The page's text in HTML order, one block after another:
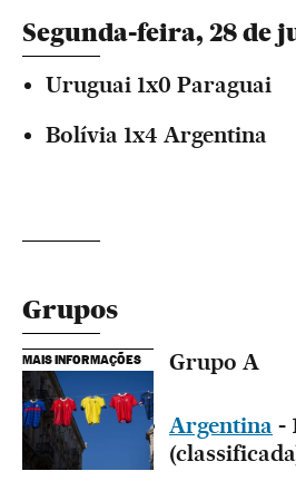
Segunda-feira, 28 de
Uruguai 1x0 Paraguai
Bolívia 1x4 Argentina
Grupos
MAIS INFORMAÇÕES Grupo A
Argentina -